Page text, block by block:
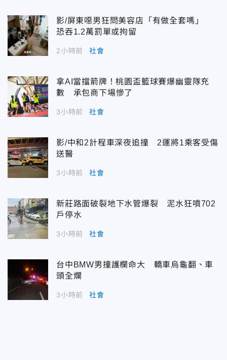
影/屏東噁男狂問美容店「有做全套嗎」
恐吞1.2萬罰單或拘留
2小時前 社會
拿AI當擋箭牌！桃園盃籃球賽爆幽靈隊充
數 承包商下場慘了
3小時前 社會
影/中和2計程車深夜追撞 2運將1乘客受傷
送醫
3小時前 社會
新莊路面破裂地下水管爆裂 泥水狂噴702
戶停水
3小時前 社會
台中BMW男撞護欄命大 轎車烏龜翻、車
頭全爛
3小時前 社會